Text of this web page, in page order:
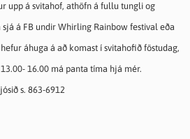
upp á svitahof, athöfn á fullu tungli og
á FB undir Whirling Rainbow festival eða
áhuga á að komast í svitahofið föstudag,
16.00 má panta tíma hjá mér.
s. 863-6912